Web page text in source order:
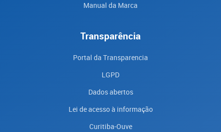
Manual da Marca
Transparência
Portal da Transparencia
LGPD
Dados abertos
Lei de acesso à informação
Curitiba-Ouve